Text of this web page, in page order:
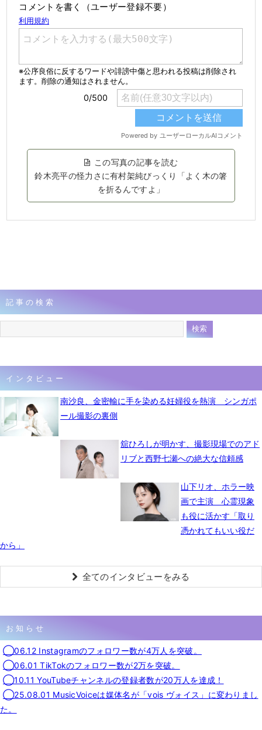
コメントを書く（ユーザー登録不要）
この写真の記事を読む
鈴木亮平の怪力さに有村架純びっくり「よく木の箸
を折るんですよ」
記事の検索
インタビュー
南沙良、金密輸に手を染める妊婦役を熱演 シンガポ
ール撮影の裏側
舘ひろしが明かす、撮影現場でのアド
リブと西野七瀬への絶大な信頼感
山下リオ、ホラー映
画で主演 心霊現象
も役に活かす「取り
憑かれてもいい役だ
から」
全てのインタビューをみる
お知らせ
◯06.12 Instagramのフォロワー数が4万人を突破。
◯06.01 TikTokのフォロワー数が2万を突破。
◯10.11 YouTubeチャンネルの登録者数が20万人を達成！
◯25.08.01 MusicVoiceは媒体名が「vois ヴォイス」に変わりまし
た。